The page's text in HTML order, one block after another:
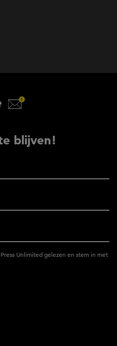
blijven!
Unlimited gelezen en stem in met